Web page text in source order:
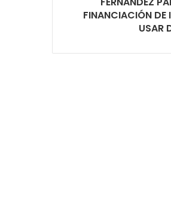
FINANCIACIÓN DE
USAR